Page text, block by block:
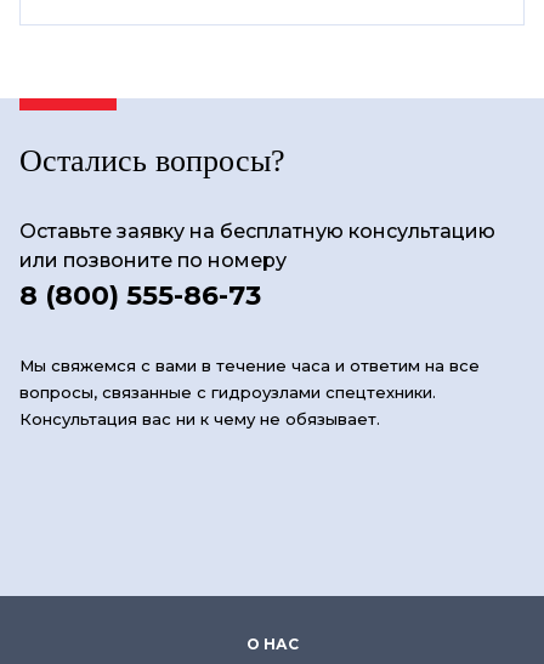
Остались вопросы?
Оставьте заявку на бесплатную консультацию
или позвоните по номеру
8 (800) 555-86-73
Мы свяжемся с вами в течение часа и ответим на все
вопросы, связанные с гидроузлами спецтехники.
Консультация вас ни к чему не обязывает.
О НАС